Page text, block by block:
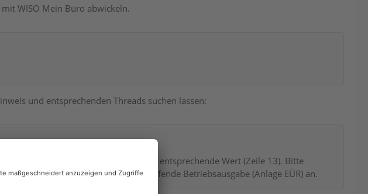
WISO Mein Büro abwickeln.
und entsprechenden Threads suchen lassen:
erklärt, es fehlt jedoch der entsprechende Wert (Zeile 13). Bitte
oder passe die betreffende Betriebsausgabe (Anlage EÜR) an.